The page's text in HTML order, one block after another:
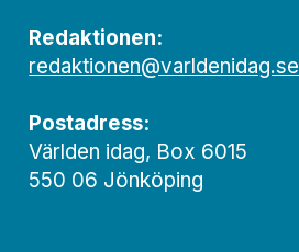
Redaktionen:
redaktionen@varldenidag.se
Postadress:
Världen idag, Box 6015
550 06 Jönköping